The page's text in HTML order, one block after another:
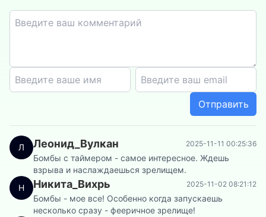
Отправить
Л Леонид_Вулкан 2025-11-11 00:25:36
Бомбы с таймером - самое интересное. Ждешь
взрыва и наслаждаешься зрелищем.
Н
Никита_Вихрь 2025-11-02 08:21:12
Бомбы - мое все! Особенно когда запускаешь
несколько сразу - фееричное зрелище!